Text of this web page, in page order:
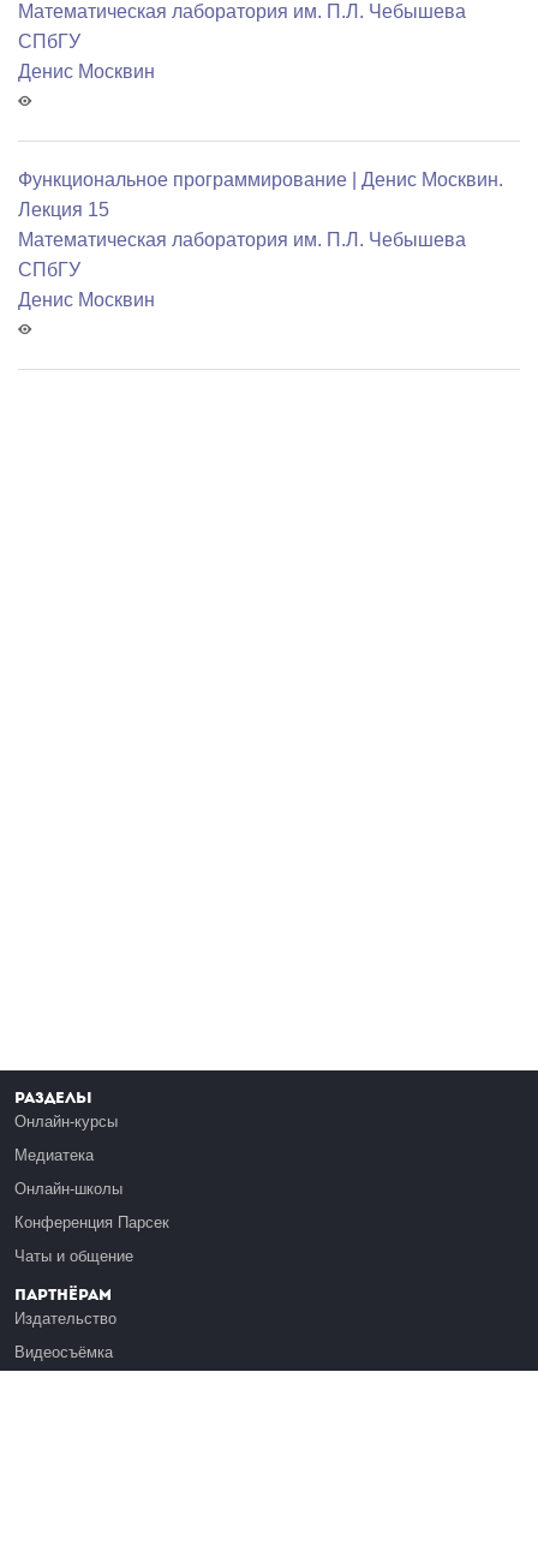
Математичеcкая лаборатория им. П.Л. Чебышева
СПбГУ
Денис Москвин
Функциональное программирование | Денис Москвин.
Лекция 15
Математичеcкая лаборатория им. П.Л. Чебышева
СПбГУ
Денис Москвин
Разделы
Онлайн-курсы
Медиатека
Онлайн-школы
Конференция Парсек
Чаты и общение
Партнёрам
Издательство
Видеосъёмка